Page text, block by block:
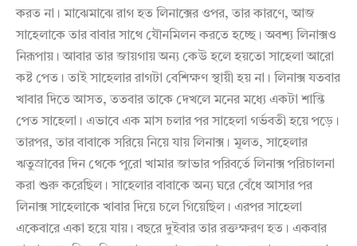
করত না। মাঝেমাঝে রাগ হত লিনাক্সের ওপর, তার কারণে, আজ
সাহেলাকে তার বাবার সাথে যৌনমিলন করতে হচ্ছে। অবশ্য লিনাক্সও
নিরূপায়। আবার তার জায়গায় অন্য কেউ হলে হয়তো সাহেলা আরো
কষ্ট পেত। তাই সাহেলার রাগটা বেশিক্ষণ স্থায়ী হয় না। লিনাক্স যতবার
খাবার দিতে আসত, ততবার তাকে দেখলে মনের মধ্যে একটা শান্তি
পেত সাহেলা। এভাবে এক মাস চলার পর সাহেলা গর্ভবতী হয়ে পড়ে।
তারপর, তার বাবাকে সরিয়ে নিয়ে যায় লিনাক্স। মূলত, সাহেলার
ঋতুস্রাবের দিন থেকে পুরো খামার জাভার পরিবর্তে লিনাক্স পরিচালনা
করা শুরু করেছিল। সাহেলার বাবাকে অন্য ঘরে বেঁধে আসার পর
লিনাক্স সাহেলাকে খাবার দিয়ে চলে গিয়েছিল। এরপর সাহেলা
একেবারে একা হয়ে যায়। বছরে দুইবার তার রক্তক্ষরণ হত। একবার